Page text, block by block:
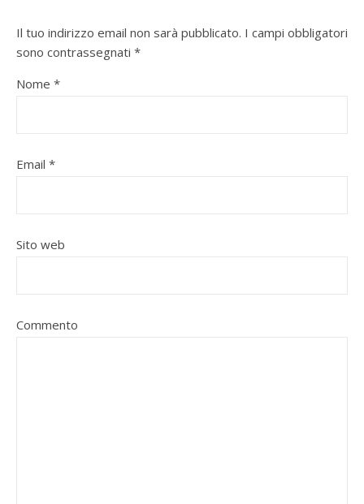
Il tuo indirizzo email non sarà pubblicato. I campi obbligatori
sono contrassegnati *
Nome *
Email *
Sito web
Commento